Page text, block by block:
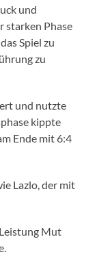
und
starken Phase
Spiel zu
zu
und nutzte
kippte
Ende mit 6:4
Lazlo, der mit
Mut